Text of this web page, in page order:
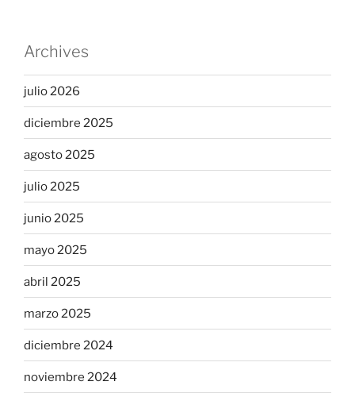
Archives
julio 2026
diciembre 2025
agosto 2025
julio 2025
junio 2025
mayo 2025
abril 2025
marzo 2025
diciembre 2024
noviembre 2024